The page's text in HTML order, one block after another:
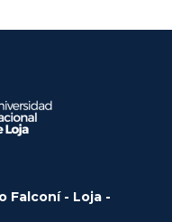
Falconí - Loja -